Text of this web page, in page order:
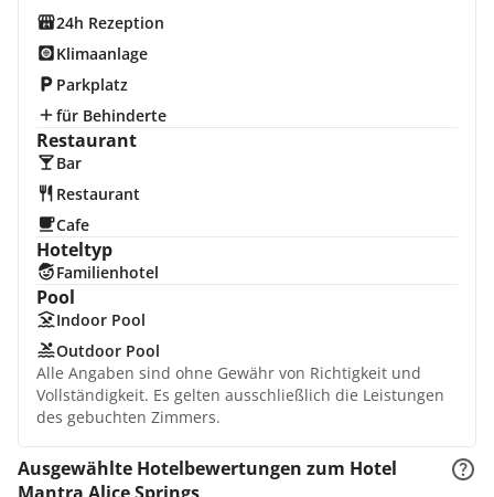
24h Rezeption
Klimaanlage
Parkplatz
für Behinderte
Restaurant
Bar
Restaurant
Cafe
Hoteltyp
Familienhotel
Pool
Indoor Pool
Outdoor Pool
Alle Angaben sind ohne Gewähr von Richtigkeit und
Vollständigkeit. Es gelten ausschließlich die Leistungen
des gebuchten Zimmers.
Ausgewählte Hotelbewertungen zum Hotel